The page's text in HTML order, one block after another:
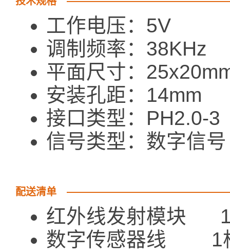
工作电压：5V
调制频率：38KHz
平面尺寸：
安装孔距：14mm
接口类型：PH2.0-3
信号类型：数字信号
配送清单
红外线发射模块
数字传感器线 1